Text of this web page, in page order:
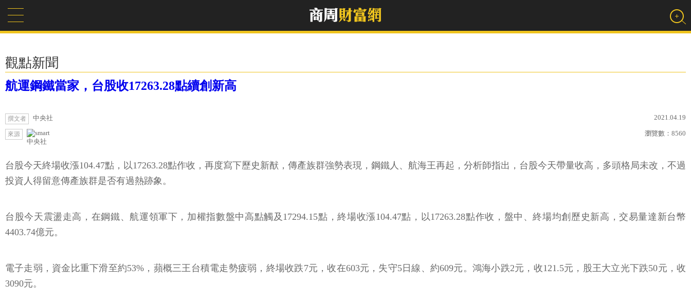
觀點新聞
航運鋼鐵當家，台股收17263.28點續創新高
撰文者 中央社 2021.04.19
來源
中央社
瀏覽數： 8560
台股今天終場收漲104.47點，以17263.28點作收，再度寫下歷史新猷，傳產族群強勢表現，鋼鐵人、航海王再起，分析師指出，台股今天帶量收高，多頭格局未改，不過
投資人得留意傳產族群是否有過熱跡象。
台股今天震盪走高，在鋼鐵、航運領軍下，加權指數盤中高點觸及17294.15點，終場收漲104.47點，以17263.28點作收，盤中、終場均創歷史新高，交易量達新台幣
4403.74億元。
電子走弱，資金比重下滑至約53%，蘋概三王台積電走勢疲弱，終場收跌7元，收在603元，失守5日線、約609元。鴻海小跌2元，收121.5元，股王大立光下跌50元，收
3090元。